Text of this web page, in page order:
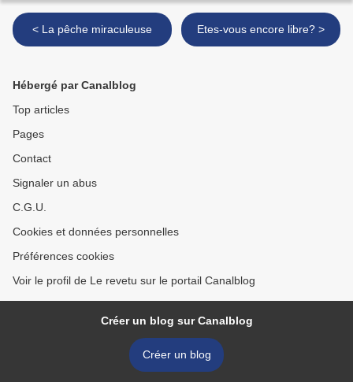
< La pêche miraculeuse Etes-vous encore libre? >
Hébergé par Canalblog
Top articles
Pages
Contact
Signaler un abus
C.G.U.
Cookies et données personnelles
Préférences cookies
Voir le profil de Le revetu sur le portail Canalblog
Créer un blog sur Canalblog
Créer un blog